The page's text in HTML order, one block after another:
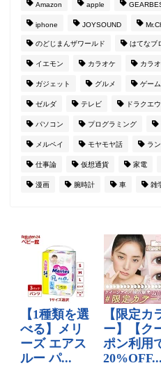
Amazon apple
iphone JOYSOUND
のどじまんザワールド はてなブ
イエモン カラオケ カラ
ガジェット グルメ ゲーム
ゼルダ テレビ ドラクエ
パソコン プログラミング
メルペイ モヤモヤ話 ラ
仕事論 仮想通貨 家電
漫画 腕時計 車 雑